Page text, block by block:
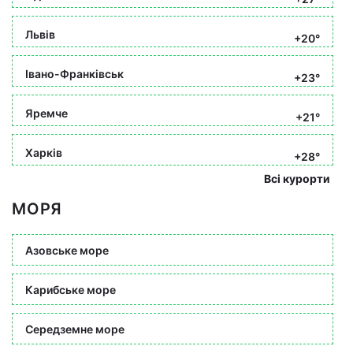
Львів +20°
Івано-Франківськ +23°
Яремче +21°
Харків
+28°
Всі курорти
МОРЯ
Азовське море
Карибське море
Середземне море